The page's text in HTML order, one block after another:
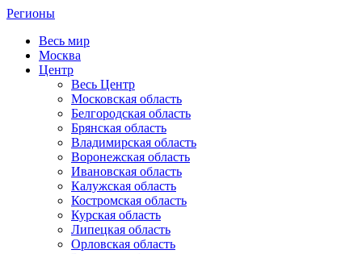
Регионы
Весь мир
Москва
Центр
Весь Центр
Московская область
Белгородская область
Брянская область
Владимирская область
Воронежская область
Ивановская область
Калужская область
Костромская область
Курская область
Липецкая область
Орловская область